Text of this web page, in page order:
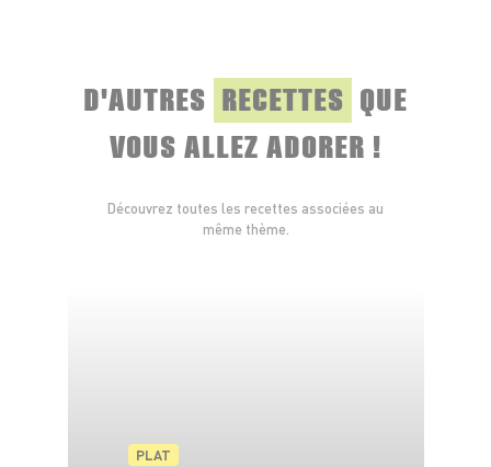
D'AUTRES RECETTES QUE
VOUS ALLEZ ADORER !
Découvrez toutes les recettes associées au
même thème.
PLAT